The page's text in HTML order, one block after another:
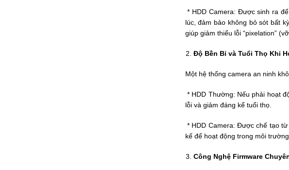
* HDD Camera: Được sinh ra
lúc, đảm bảo không bỏ sót bất
giúp giảm thiểu lỗi “pixelation”
Độ Bền Bỉ và Tuổi Thọ Khi
Một hệ thống camera an ninh
* HDD Thường: Nếu phải hoạt
lỗi và giảm đáng kể tuổi thọ.
* HDD Camera: Được chế tạo
kế để hoạt động trong môi
Công Nghệ Firmware